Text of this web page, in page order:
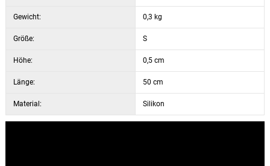
Gewicht: 0,3 kg
Größe: S
Höhe: 0,5 cm
Länge: 50 cm
Material: Silikon